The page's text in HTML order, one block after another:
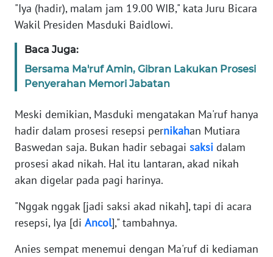
"Iya (hadir), malam jam 19.00 WIB," kata Juru Bicara
Wakil Presiden Masduki Baidlowi.
Baca Juga:
Bersama Ma'ruf Amin, Gibran Lakukan Prosesi
Penyerahan Memori Jabatan
Meski demikian, Masduki mengatakan Ma'ruf hanya
hadir dalam prosesi resepsi pernikahan Mutiara
Baswedan saja. Bukan hadir sebagai saksi dalam
prosesi akad nikah. Hal itu lantaran, akad nikah
akan digelar pada pagi harinya.
"Nggak nggak [jadi saksi akad nikah], tapi di acara
resepsi, Iya [di Ancol]," tambahnya.
Anies sempat menemui dengan Ma'ruf di kediaman
KONTAK
INFO
IKLAN
TENTANG
KAMI
PEDOMAN
SIBER
REDAKSI
KARIR